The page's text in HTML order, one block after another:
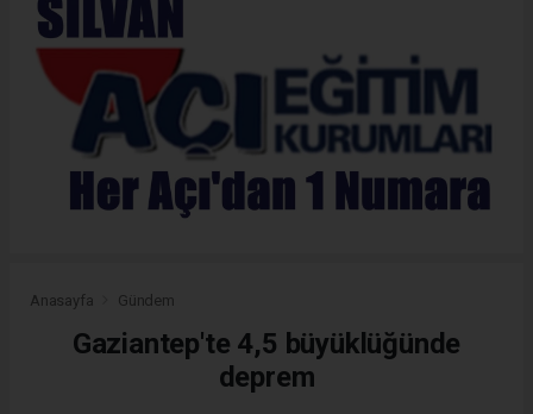
Anasayfa Gündem
Gaziantep'te 4,5 büyüklüğünde
deprem